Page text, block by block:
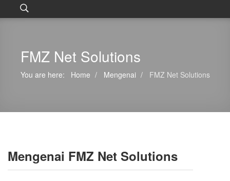
FMZ Net Solutions
You are here: Home Mengenai FMZ Net Solutions
Mengenai FMZ Net Solutions